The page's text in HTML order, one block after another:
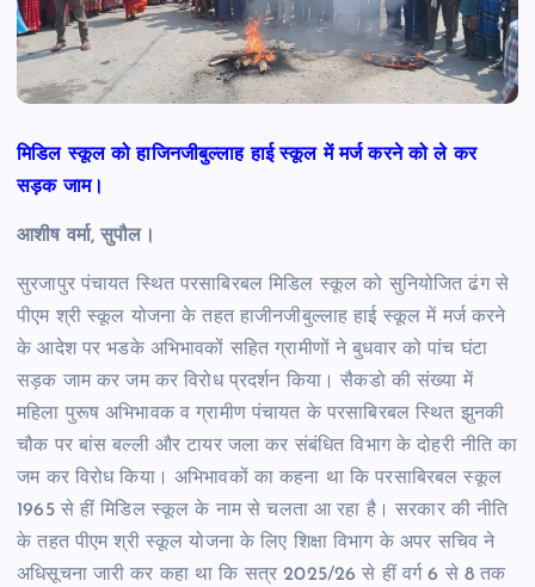
मिडिल स्कूल को हाजिनजीबुल्लाह हाई स्कूल में मर्ज करने को ले कर
सड़क जाम।
आशीष वर्मा, सुपौल।
सुरजापुर पंचायत स्थित परसाबिरबल मिडिल स्कूल को सुनियोजित ढंग से
पीएम श्री स्कूल योजना के तहत हाजीनजीबुल्लाह हाई स्कूल में मर्ज करने
के आदेश पर भडके अभिभावकों सहित ग्रामीणों ने बुधवार को पांच घंटा
सड़क जाम कर जम कर विरोध प्रदर्शन किया। सैकडो की संख्या में
महिला पुरूष अभिभावक व ग्रामीण पंचायत के परसाबिरबल स्थित झुनकी
चौक पर बांस बल्ली और टायर जला कर संबंधित विभाग के दोहरी नीति का
जम कर विरोध किया। अभिभावकों का कहना था कि परसाबिरबल स्कूल
1965 से हीं मिडिल स्कूल के नाम से चलता आ रहा है। सरकार की नीति
के तहत पीएम श्री स्कूल योजना के लिए शिक्षा विभाग के अपर सचिव ने
अधिसूचना जारी कर कहा था कि सत्र 2025/26 से हीं वर्ग 6 से 8 तक